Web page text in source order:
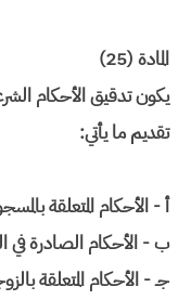
المادة (25)
يكون تدقيق الأحكام
تقديم ما يأتي:
أ - الأحكام المتعلقة
ب - الأحكام الصادرة في
جـ - الأحكام المتعلقة